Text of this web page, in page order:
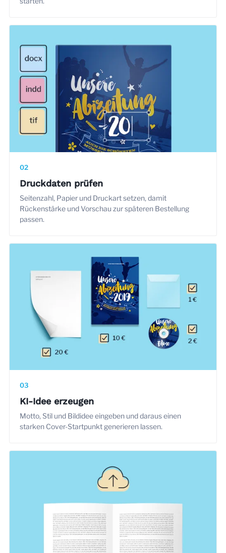
02
Druckdaten prüfen
Seitenzahl, Papier und Druckart setzen, damit
Rückenstärke und Vorschau zur späteren Bestellung
passen.
03
KI-Idee erzeugen
Motto, Stil und Bildidee eingeben und daraus einen
starken Cover-Startpunkt generieren lassen.